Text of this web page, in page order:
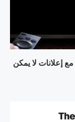
إعلانات لا يمكن